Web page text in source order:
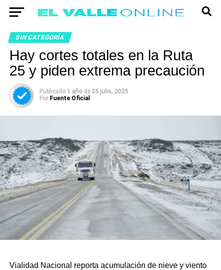
SIN CATEGORÍA
Hay cortes totales en la Ruta
25 y piden extrema precaución
Publicado 1 año de 25 julio, 2025
Por Fuente Oficial
Vialidad Nacional reporta acumulación de nieve y viento